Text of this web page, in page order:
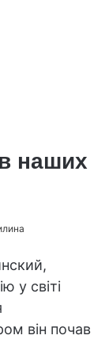
наших
у світі
він почав